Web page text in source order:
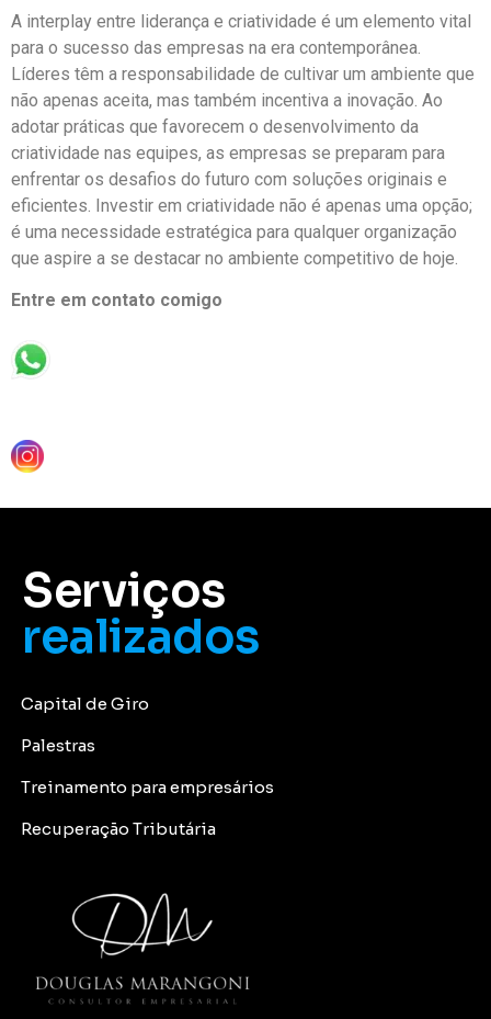
A interplay entre liderança e criatividade é um elemento vital
para o sucesso das empresas na era contemporânea.
Líderes têm a responsabilidade de cultivar um ambiente que
não apenas aceita, mas também incentiva a inovação. Ao
adotar práticas que favorecem o desenvolvimento da
criatividade nas equipes, as empresas se preparam para
enfrentar os desafios do futuro com soluções originais e
eficientes. Investir em criatividade não é apenas uma opção;
é uma necessidade estratégica para qualquer organização
que aspire a se destacar no ambiente competitivo de hoje.
Entre em contato comigo
Serviços
realizados
Capital de Giro
Palestras
Treinamento para empresários
Recuperação Tributária